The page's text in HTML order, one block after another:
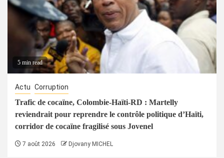
5 min read
Actu Corruption
Trafic de cocaïne, Colombie-Haïti-RD : Martelly
reviendrait pour reprendre le contrôle politique d’Haïti,
corridor de cocaïne fragilisé sous Jovenel
7 août 2026 Djovany MICHEL